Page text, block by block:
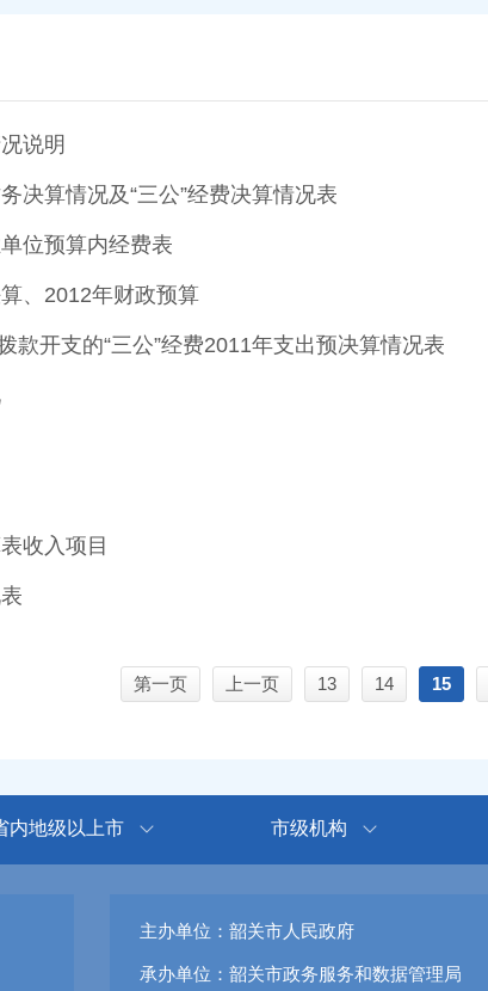
说明
决算情况及“三公”经费决算情况表
位预算内经费表
、2012年财政预算
款开支的“三公”经费2011年支出预决算情况表
收入项目
第一页 上一页 13 14 15
内地级以上市 市级机构
主办单位：韶关市人民政府
承办单位：韶关市政务服务和数据管理局